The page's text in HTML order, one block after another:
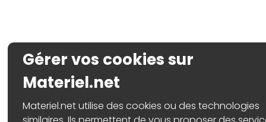
Gérer vos cookies sur
Materiel.net
Materiel.net utilise des cookies ou des technologies